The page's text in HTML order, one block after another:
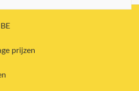
prijzen